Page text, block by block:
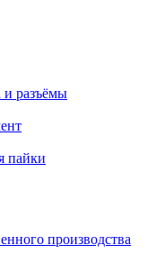
и разъёмы
пайки
производства